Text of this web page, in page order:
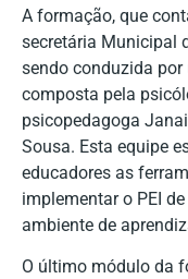
A formação, que
secretária Municipal
sendo conduzida
composta pela
psicopedagoga
Sousa. Esta equipe
educadores as
implementar o PEI
ambiente de
O último módulo da